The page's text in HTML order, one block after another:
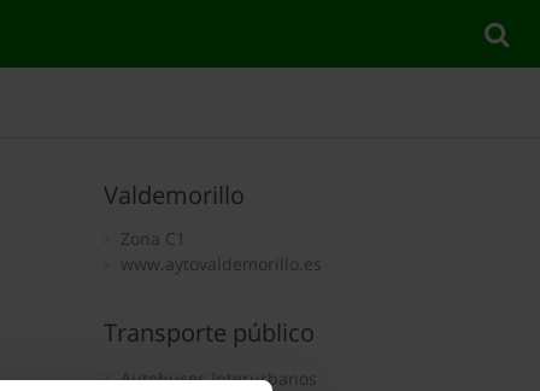
Valdemorillo
Zona C1
www.aytovaldemorillo.es
Transporte público
Autobuses Interurbanos